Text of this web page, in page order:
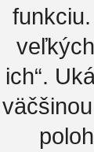
ich“.